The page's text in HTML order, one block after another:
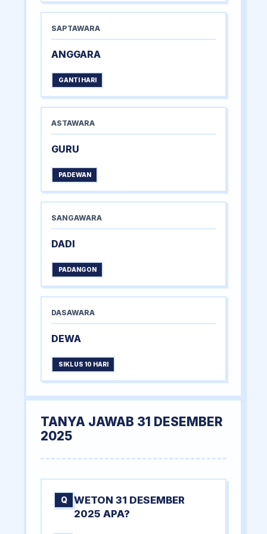
SAPTAWARA
ANGGARA
GANTI HARI
ASTAWARA
GURU
PADEWAN
SANGAWARA
DADI
PADANGON
DASAWARA
DEWA
SIKLUS 10 HARI
TANYA JAWAB 31 DESEMBER
2025
Q
WETON 31 DESEMBER
2025 APA?